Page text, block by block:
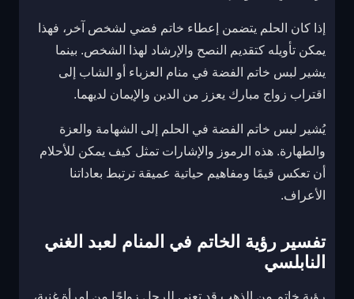
إذا كان الحلم يتضمن إعطاء خاتم فضي لشخص آخر، فهذا
يمكن تأويله كتقديم النصح والإرشاد لهذا الشخص. بينما
يشير لبس خاتم الفضة في منام العزباء أو الشاب إلى
اقتراب زواج مبارك يعزز من الدين والإيمان لديهما.
يُشير لبس خاتم الفضة في الحلم إلى الشهامة والعزة
والطهارة. هذه الرموز والإشارات تمثل كيف يمكن للأحلام
أن تعكس قيمًا ومفاهيم حياتية عميقة ترتبط بعاداتنا
الأعراف.
تفسير رؤية الخاتم في المنام لعبد الغني
النابلسي